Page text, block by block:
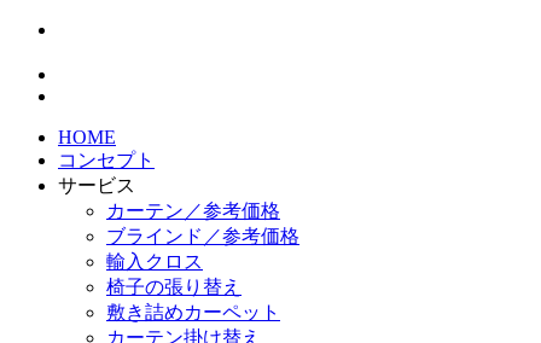
HOME
コンセプト
サービス
カーテン／参考価格
ブラインド／参考価格
輸入クロス
椅子の張り替え
敷き詰めカーペット
カーテン掛け替え